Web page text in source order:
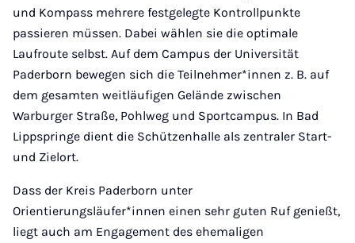
und Kompass mehrere festgelegte Kontrollpunkte
passieren müssen. Dabei wählen sie die optimale
Laufroute selbst. Auf dem Campus der Universität
Paderborn bewegen sich die Teilnehmer*innen z. B. auf
dem gesamten weitläufigen Gelände zwischen
Warburger Straße, Pohlweg und Sportcampus. In Bad
Lippspringe dient die Schützenhalle als zentraler Start-
und Zielort.
Dass der Kreis Paderborn unter
Orientierungsläufer*innen einen sehr guten Ruf genießt,
liegt auch am Engagement des ehemaligen